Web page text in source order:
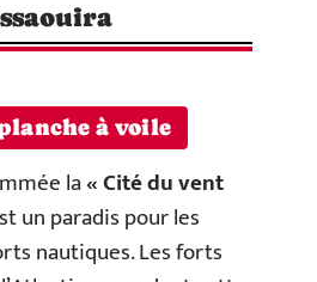
à voile
la« Cité du vent
un paradis pour les
nautiques. Les forts